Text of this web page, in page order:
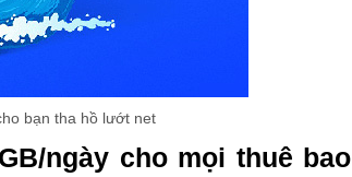
bạn tha hồ lướt net
ngày cho mọi thuê bao